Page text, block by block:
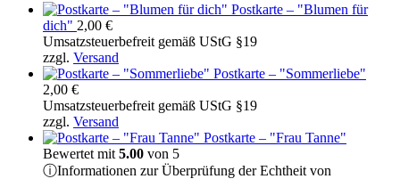
Postkarte – "Blumen für
dich" 2,00 €
Umsatzsteuerbefreit gemäß UStG §19
zzgl. Versand
Postkarte – "Sommerliebe"
2,00 €
Umsatzsteuerbefreit gemäß UStG §19
zzgl. Versand
Postkarte – "Frau Tanne"
Bewertet mit 5.00 von 5
ⓘInformationen zur Überprüfung der Echtheit von